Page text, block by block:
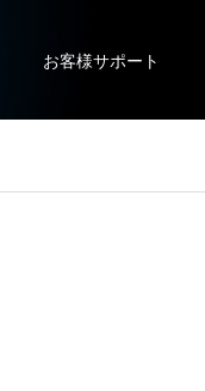
お客様サポート